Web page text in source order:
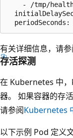
- /tmp/
有关详细信息，请参
存活探测
在 Kubernetes 中
器。 如果容器的存
请参阅Kubernetes
以下示例 Pod 定义